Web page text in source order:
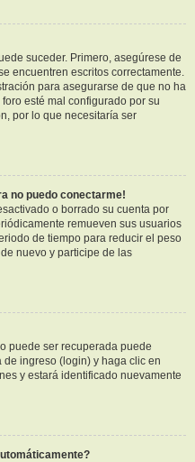
suceder. Primero, asegúrese de
encuentren escritos correctamente.
para asegurarse de que no ha
esté mal configurado por su
por lo que necesitaría ser
no puedo conectarme!
o borrado su cuenta por
remueven sus usuarios
de tiempo para reducir el peso
nuevo y participe de las
puede ser recuperada puede
ingreso (login) y haga clic en
y estará identificado nuevamente